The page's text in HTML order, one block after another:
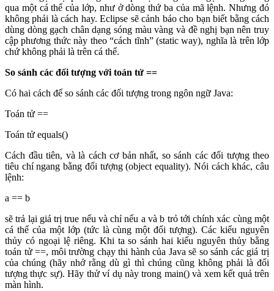
qua một cá thể của lớp, như ở dòng thứ ba của mã lệnh. Nhưng đó
không phải là cách hay. Eclipse sẽ cảnh báo cho bạn biết bằng cách
dùng dòng gạch chân dạng sóng màu vàng và đề nghị bạn nên truy
cập phương thức này theo “cách tĩnh” (static way), nghĩa là trên lớp
chứ không phải là trên cá thể.
So sánh các đối tượng với toán tử ==
Có hai cách để so sánh các đối tượng trong ngôn ngữ Java:
Toán tử ==
Toán tử equals()
Cách đầu tiên, và là cách cơ bản nhất, so sánh các đối tượng theo
tiêu chí ngang bằng đối tượng (object equality). Nói cách khác, câu
lệnh:
a == b
sẽ trả lại giá trị true nếu và chỉ nếu a và b trỏ tới chính xác cùng một
cá thể của một lớp (tức là cùng một đối tượng). Các kiểu nguyên
thủy có ngoại lệ riêng. Khi ta so sánh hai kiểu nguyên thủy bằng
toán tử ==, môi trường chạy thi hành của Java sẽ so sánh các giá trị
của chúng (hãy nhớ rằng dù gì thì chúng cũng không phải là đối
tượng thực sự). Hãy thử ví dụ này trong main() và xem kết quả trên
màn hình.